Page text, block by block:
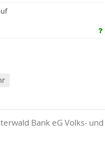
Bank eG Volks- und